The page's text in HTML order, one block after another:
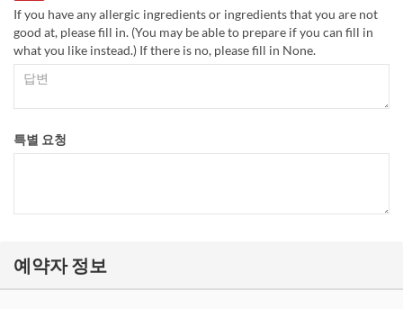
If you have any allergic ingredients or ingredients that you are not
good at, please fill in. (You may be able to prepare if you can fill in
what you like instead.) If there is no, please fill in None.
특별 요청
예약자 정보